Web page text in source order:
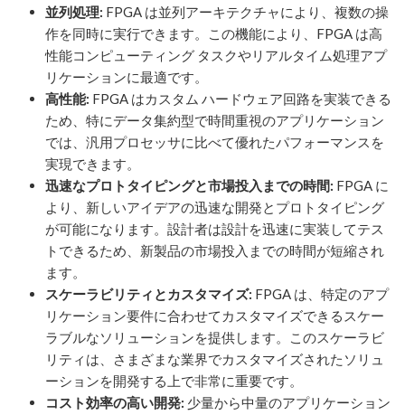
並列処理: FPGA は並列アーキテクチャにより、複数の操
作を同時に実行できます。この機能により、FPGA は高
性能コンピューティング タスクやリアルタイム処理アプ
リケーションに最適です。
高性能: FPGA はカスタム ハードウェア回路を実装できる
ため、特にデータ集約型で時間重視のアプリケーション
では、汎用プロセッサに比べて優れたパフォーマンスを
実現できます。
迅速なプロトタイピングと市場投入までの時間: FPGA に
より、新しいアイデアの迅速な開発とプロトタイピング
が可能になります。設計者は設計を迅速に実装してテス
トできるため、新製品の市場投入までの時間が短縮され
ます。
スケーラビリティとカスタマイズ: FPGA は、特定のアプ
リケーション要件に合わせてカスタマイズできるスケー
ラブルなソリューションを提供します。このスケーラビ
リティは、さまざまな業界でカスタマイズされたソリュ
ーションを開発する上で非常に重要です。
コスト効率の高い開発: 少量から中量のアプリケーション